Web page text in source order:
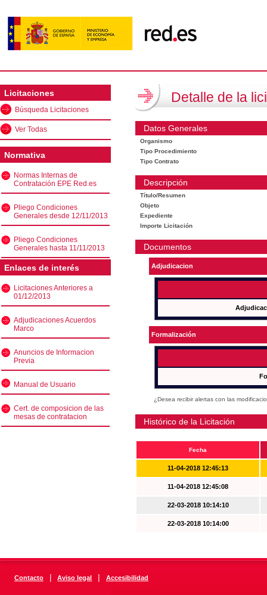
Licitaciones
Búsqueda Licitaciones
Ver Todas
Normativa
Normas Internas de
Contratación EPE Red.es
Pliego Condiciones
Generales desde 12/11/2013
Pliego Condiciones
Generales hasta 11/11/2013
Enlaces de interés
Licitaciones Anteriores a
01/12/2013
Adjudicaciones Acuerdos
Marco
Anuncios de Informacion
Previa
Manual de Usuario
Cert. de composicion de las
mesas de contratacion
Detalle de la
Datos Generales
Organismo
Tipo Procedimiento
Tipo Contrato
Descripción
Título/Resumen
Objeto
Expediente
Importe Licitación
Documentos
Adjudicacion
Formalización
¿Desea recibir alertas con las
Histórico de la Licitación
Fecha
11-04-2018 12:45:13
11-04-2018 12:45:08
22-03-2018 10:14:10
22-03-2018 10:14:00
Contacto | Aviso legal | Accesibilidad